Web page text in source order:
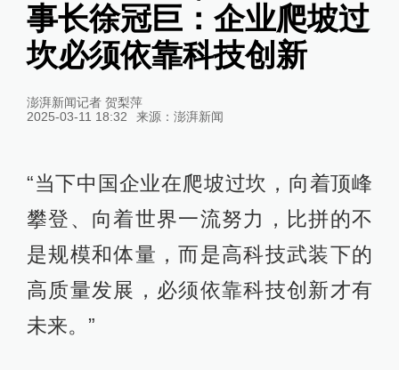
事长徐冠巨：企业爬坡过
坎必须依靠科技创新
澎湃新闻记者 贺梨萍
2025-03-11 18:32
来源： 澎湃新闻
“当下中国企业在爬坡过坎，向着顶峰
攀登、向着世界一流努力，比拼的不
是规模和体量，而是高科技武装下的
高质量发展，必须依靠科技创新才有
未来。”